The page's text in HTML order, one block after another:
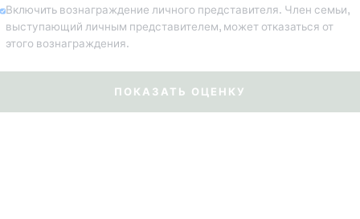
Включить вознаграждение личного представителя. Член семьи,
выступающий личным представителем, может отказаться от
этого вознаграждения.
ПОКАЗАТЬ ОЦЕНКУ